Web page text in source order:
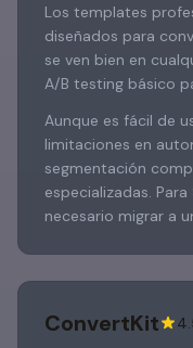
Los templates
diseñados para
se ven bien en
A/B testing básico
Aunque es fácil de
limitaciones en
segmentación
especializadas.
necesario migrar a
ConvertKit